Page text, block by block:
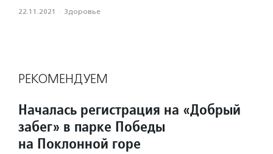
22.11.2021 · Здоровье
РЕКОМЕНДУЕМ
Началась регистрация на «Добрый
забег» в парке Победы
на Поклонной горе